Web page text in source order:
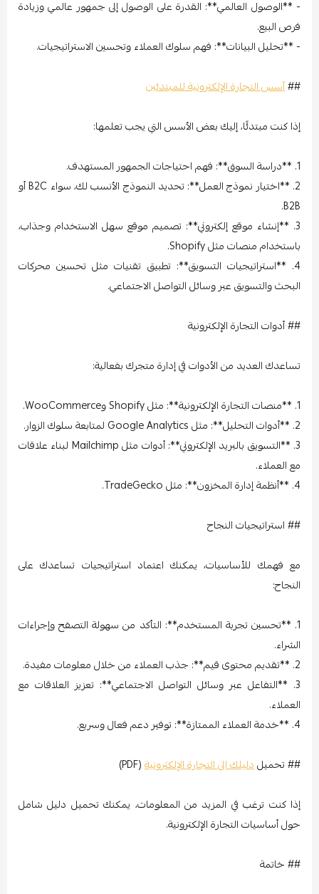
- **الوصول العالمي**: القدرة على الوصول إلى جمهور عالمي وزيادة
فرص البيع.
- **تحليل البيانات**: فهم سلوك العملاء وتحسين الاستراتيجيات.
##أسس التجارة الإلكترونية للمبتدئين
إذا كنت مبتدئًا، إليك بعض الأسس التي يجب تعلمها:
1. **دراسة السوق**: فهم احتياجات الجمهور المستهدف.
2. **اختيار نموذج العمل**: تحديد النموذج الأنسب لك، سواء B2C أو
B2B.
3. **إنشاء موقع إلكتروني**: تصميم موقع سهل الاستخدام وجذاب،
باستخدام منصات مثل Shopify.
4. **استراتيجيات التسويق**: تطبيق تقنيات مثل تحسين محركات
البحث والتسويق عبر وسائل التواصل الاجتماعي.
## أدوات التجارة الإلكترونية
تساعدك العديد من الأدوات في إدارة متجرك بفعالية:
1. **منصات التجارة الإلكترونية**: مثل Shopify وWooCommerce.
2. **أدوات التحليل**: مثل Google Analytics لمتابعة سلوك الزوار.
3. **التسويق بالبريد الإلكتروني**: أدوات مثل Mailchimp لبناء علاقات
مع العملاء.
4. **أنظمة إدارة المخزون**: مثل TradeGecko.
## استراتيجيات النجاح
مع فهمك للأساسيات، يمكنك اعتماد استراتيجيات تساعدك على
النجاح:
1. **تحسين تجربة المستخدم**: التأكد من سهولة التصفح وإجراءات
الشراء.
2. **تقديم محتوى قيم**: جذب العملاء من خلال معلومات مفيدة.
3. **التفاعل عبر وسائل التواصل الاجتماعي**: تعزيز العلاقات مع
العملاء.
4. **خدمة العملاء الممتازة**: توفير دعم فعال وسريع.
## تحميلدليلك الى التجارة الإلكترونية(PDF)
إذا كنت ترغب في المزيد من المعلومات، يمكنك تحميل دليل شامل
حول أساسيات التجارة الإلكترونية.
## خاتمة